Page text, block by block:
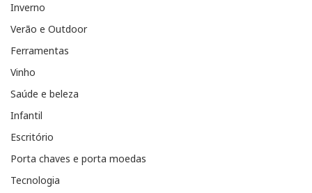
Inverno
Verão e Outdoor
Ferramentas
Vinho
Saúde e beleza
Infantil
Escritório
Porta chaves e porta moedas
Tecnologia